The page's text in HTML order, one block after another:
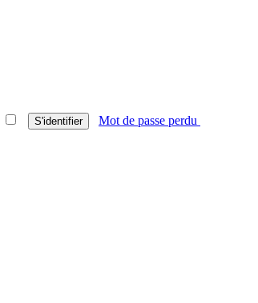
S'identifier Mot de passe perdu